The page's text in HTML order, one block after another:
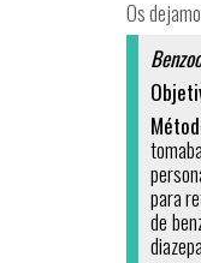
Os
para
de